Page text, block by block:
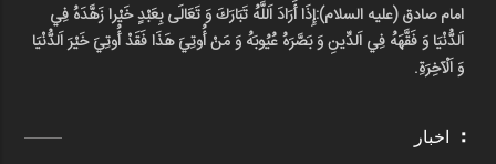
امام صادق (علیه السلام):إِذَا أَرَادَ اَللَّهُ تَبَارَكَ وَ تَعَالَى بِعَبْدٍ خَيْرا زَهَّدَهُ فِي
اَلدُّنْيَا وَ فَقَّهَهُ فِي اَلدِّينِ وَ بَصَّرَهُ عُيُوبَهُ وَ مَنْ أُوتِيَ هَذَا فَقَدْ أُوتِيَ خَيْرَ اَلدُّنْيَا
وَ اَلْآخِرَةِ.
اخبار